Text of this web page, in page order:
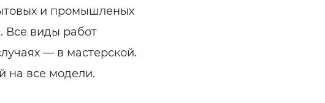
и промышленых
Все виды работ
— в мастерской.
на все модели.